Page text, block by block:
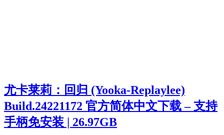
尤卡莱莉：回归 (Yooka-Replaylee)
Build.24221172 官方简体中文下载 – 支持
手柄免安装 | 26.97GB